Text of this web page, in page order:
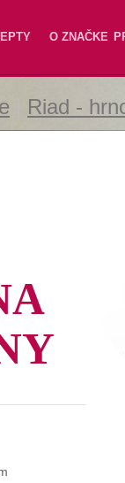
O ZNAČKE
Riad -